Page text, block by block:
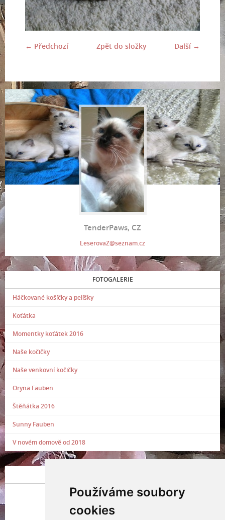
Používáme soubory
cookies
← Předchozí Další →
Zpět do složky
TenderPaws, CZ
LeserovaZ@seznam.cz
FOTOGALERIE
Háčkované košíčky a pelíšky
Koťátka
Momentky koťátek 2016
Naše kočičky
Naše venkovní kočičky
Oryna Fauben
Štěňátka 2016
Sunny Fauben
V novém domově od 2018